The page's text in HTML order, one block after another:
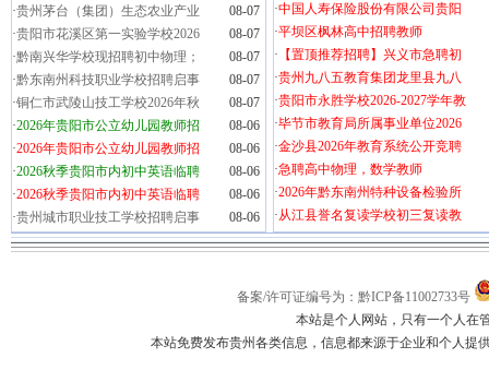
·贵州茅台（集团）生态农业产业
08-07
·贵阳市花溪区第一实验学校2026
08-07
·黔南兴华学校现招聘初中物理；
08-07
·黔东南州科技职业学校招聘启事
08-07
·铜仁市武陵山技工学校2026年秋
08-07
·2026年贵阳市公立幼儿园教师招
08-06
·2026年贵阳市公立幼儿园教师招
08-06
·2026秋季贵阳市内初中英语临聘
08-06
·2026秋季贵阳市内初中英语临聘
08-06
·贵州城市职业技工学校招聘启事 08-06
·中国人寿保险股份有限公司贵阳
·平坝区枫林高中招聘教师
· 【置顶推荐招聘】兴义市急聘初
·贵州九八五教育集团龙里县九八
·贵阳市永胜学校2026-2027学年教
·毕节市教育局所属事业单位2026
·金沙县2026年教育系统公开竞聘
·急聘高中物理，数学教师
·2026年黔东南州特种设备检验所
·从江县誉名复读学校初三复读教
备案/许可证编号为：黔ICP备11002733号
本站是个人网站，只有一个人在
本站免费发布贵州各类信息，信息都来源于企业和个人提